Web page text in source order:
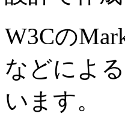
W3Cの
などによ
います。